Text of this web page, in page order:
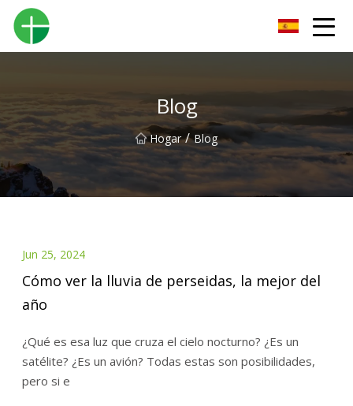
Blog
Hogar / Blog
Jun 25, 2024
Cómo ver la lluvia de perseidas, la mejor del
año
¿Qué es esa luz que cruza el cielo nocturno? ¿Es un
satélite? ¿Es un avión? Todas estas son posibilidades,
pero si e